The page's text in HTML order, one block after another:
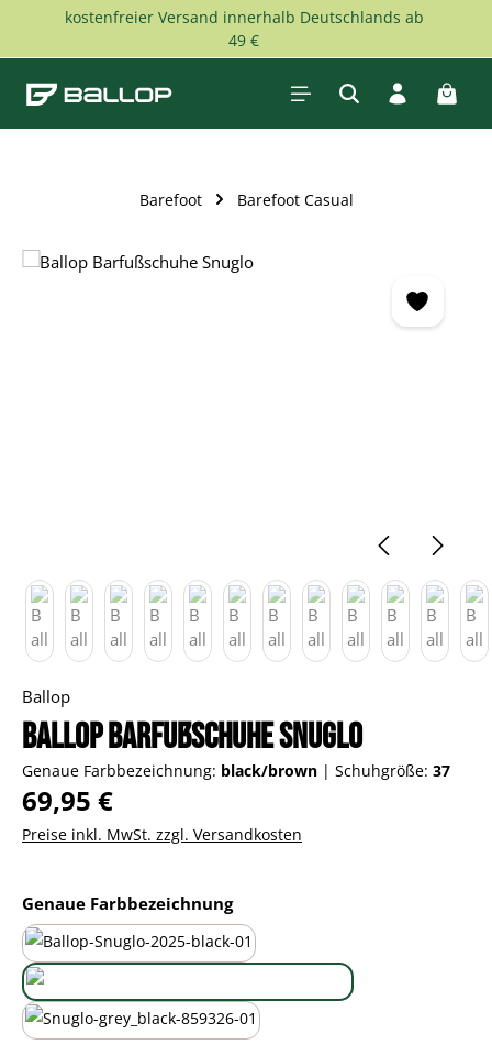
Zum Hauptinhalt springen
kostenfreier Versand innerhalb Deutschlands ab
49 €
Barefoot Barefoot Casual
Bildergalerie überspringen
Ballop
Ballop Barfußschuhe Snuglo
Genaue Farbbezeichnung: black/brown | Schuhgröße: 37
Regulärer Preis:
69,95 €
Preise inkl. MwSt. zzgl. Versandkosten
Genaue Farbbezeichnungauswählen
black/brown